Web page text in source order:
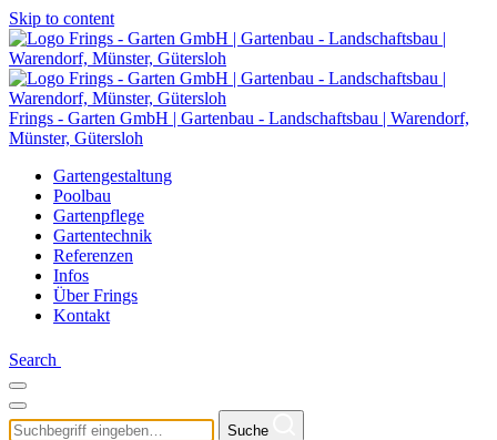
Skip to content
Frings - Garten GmbH | Gartenbau - Landschaftsbau | Warendorf,
Münster, Gütersloh
Gartengestaltung
Poolbau
Gartenpflege
Gartentechnik
Referenzen
Infos
Über Frings
Kontakt
Search
Suche